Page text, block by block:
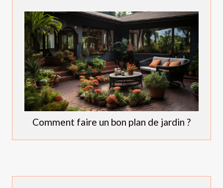
Comment faire un bon plan de jardin ?